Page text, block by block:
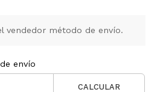
vendedor método de envío.
envío
CALCULAR